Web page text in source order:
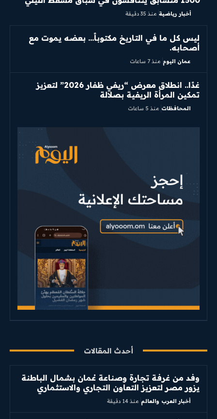
أخبار رياضية منذ 35 دقيقة
ليس كل ما في التاريخ مكتوباً… بعضه يموت مع
أصحابه.
عمان اليوم منذ 7 ساعات
غدًا.. انطلاق معرض “ريفي ظفار 2026” لتعزيز
تمكين المرأة الريفية بصلالة
المحافظات منذ 5 ساعات
أحدث المقالات
وفد من غرفة تجارة وصناعة عُمان بشمال الباطنة
يزور مصر لتعزيز التعاون التجاري والاستثماري
أخبار العرب والعالم منذ 14 دقيقة